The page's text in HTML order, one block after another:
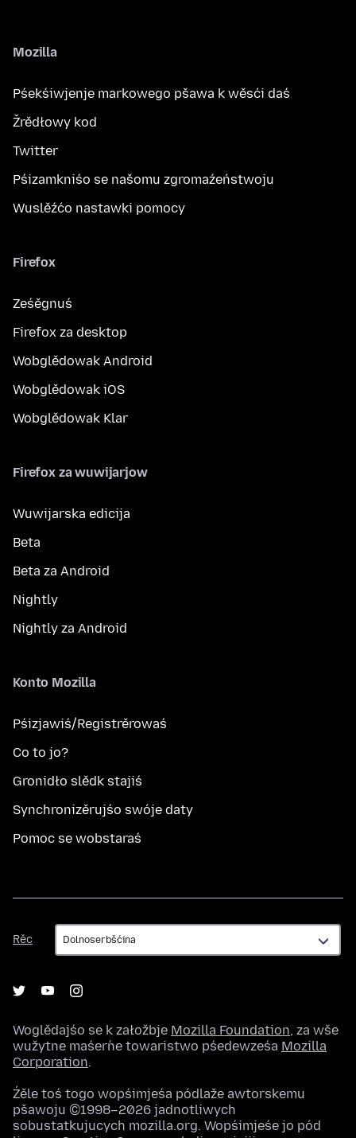
Mozilla
Pśekśiwjenje markowego pšawa k wěsći daś
Žrědłowy kod
Twitter
Pśizamkniśo se našomu zgromaźeństwoju
Wuslěźćo nastawki pomocy
Firefox
Ześěgnuś
Firefox za desktop
Wobglědowak Android
Wobglědowak iOS
Wobglědowak Klar
Firefox za wuwijarjow
Wuwijarska edicija
Beta
Beta za Android
Nightly
Nightly za Android
Konto Mozilla
Pśizjawiś/Registrěrowaś
Co to jo?
Gronidło slědk stajiś
Synchronizěrujśo swóje daty
Pomoc se wobstaraś
Rěc
Rěc
Woglědajśo se k załožbje Mozilla Foundation, za wše
wužytne maśeŕne towaristwo pśedewześa Mozilla
Corporation.
Źěle toś togo wopśimjeśa pódlaže awtorskemu
pšawoju ©1998–2026 jadnotliwych
sobustatkujucych mozilla.org. Wopśimjeśe jo pód